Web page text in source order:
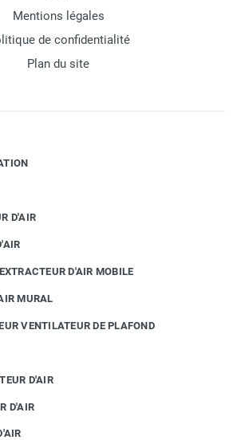
Mentions légales
de confidentialité
Plan du site
D'AIR
D'AIR MOBILE
MURAL
VENTILATEUR DE PLAFOND
D'AIR
D'AIR